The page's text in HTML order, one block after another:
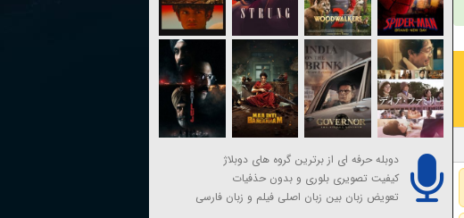
دوبله حرفه ای از برترین گروه های دوبلاژ
کیفیت تصویری بلوری و بدون حذفیات
تعویض زبان بین زبان اصلی فیلم و زبان فارسی